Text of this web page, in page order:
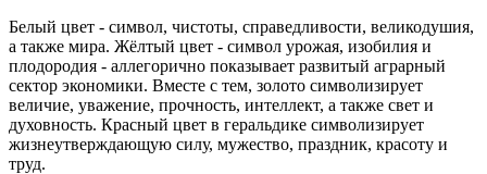
Белый цвет - символ, чистоты, справедливости, великодушия,
а также мира. Жёлтый цвет - символ урожая, изобилия и
плодородия - аллегорично показывает развитый аграрный
сектор экономики. Вместе с тем, золото символизирует
величие, уважение, прочность, интеллект, а также свет и
духовность. Красный цвет в геральдике символизирует
жизнеутверждающую силу, мужество, праздник, красоту и
труд.